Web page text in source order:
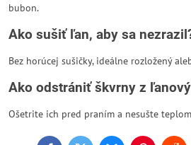
bubon.
Ako sušiť ľan, aby sa
Bez horúcej sušičky, ideálne rozložený
Ako odstrániť škvrny z
Ošetrite ich pred praním a nesušte